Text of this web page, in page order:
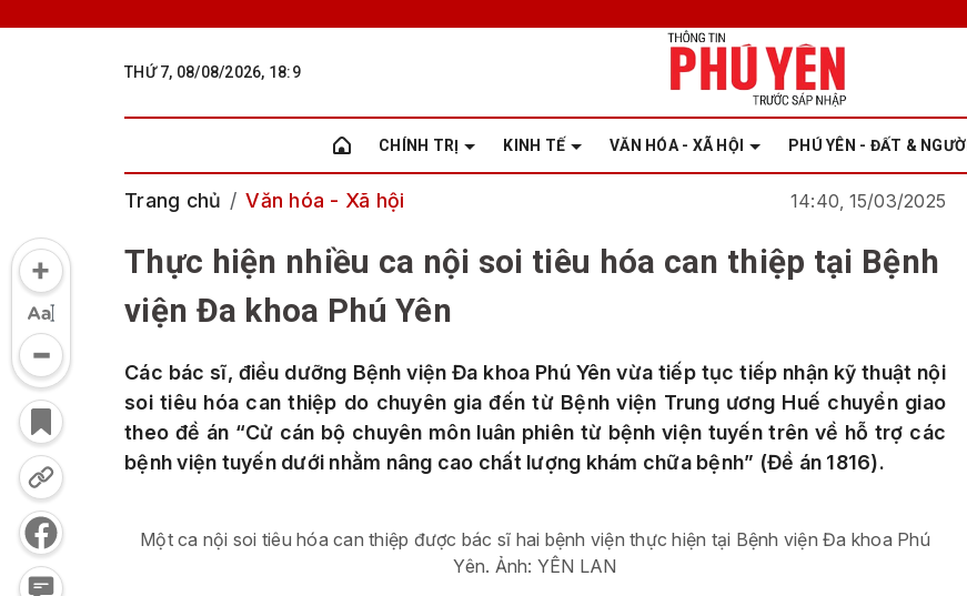
THỨ 7, 08/08/2026, 18:9
CHÍNH TRỊ KINH TẾ VĂN HÓA - XÃ HỘI PHÚ YÊN - ĐẤT & NGƯỜI
Trang chủ Văn hóa - Xã hội 14:40, 15/03/2025
Thực hiện nhiều ca nội soi tiêu hóa can thiệp tại Bệnh
viện Đa khoa Phú Yên
Các bác sĩ, điều dưỡng Bệnh viện Đa khoa Phú Yên vừa tiếp tục tiếp nhận kỹ thuật nội
soi tiêu hóa can thiệp do chuyên gia đến từ Bệnh viện Trung ương Huế chuyển giao
theo đề án “Cử cán bộ chuyên môn luân phiên từ bệnh viện tuyến trên về hỗ trợ các
bệnh viện tuyến dưới nhằm nâng cao chất lượng khám chữa bệnh” (Đề án 1816).
Một ca nội soi tiêu hóa can thiệp được bác sĩ hai bệnh viện thực hiện tại Bệnh viện Đa khoa Phú
Yên. Ảnh: YÊN LAN